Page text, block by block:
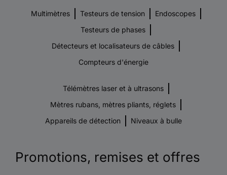
Multimètres Testeurs de tension
Endoscopes
Testeurs de phases
Détecteurs et localisateurs de câbles
Compteurs d'énergie
Télémètres laser et à ultrasons
Mètres rubans, mètres pliants, réglets
Appareils de détection
Niveaux à bulle
Promotions, remises et offres